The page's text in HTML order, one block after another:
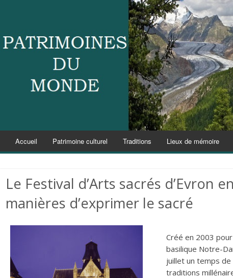
Accueil Patrimoine culturel Traditions Lieux de mémoire
Le Festival d’Arts sacrés d’Evron
manières d’exprimer le sacré
Créé en 2003
basilique Notre-
juillet un temps
traditions